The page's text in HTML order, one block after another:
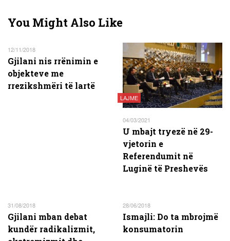
You Might Also Like
12/11/2018
Gjilani nis rrënimin e
objekteve me
rrezikshmëri të lartë
LAJME
04/03/2021
U mbajt tryezë në 29-
vjetorin e
Referendumit në
Luginë të Preshevës
31/08/2018
Gjilani mban debat
kundër radikalizmit,
28/06/2018
Ismajli: Do ta mbrojmë
konsumatorin